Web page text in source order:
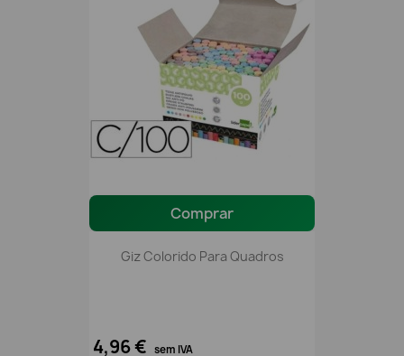
Comprar
Giz Colorido Para Quadros
4,96 € sem IVA